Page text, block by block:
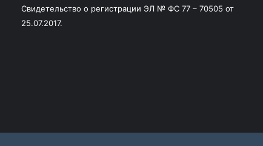
Свидетельство о регистрации ЭЛ № ФС 77 – 70505 от
25.07.2017.